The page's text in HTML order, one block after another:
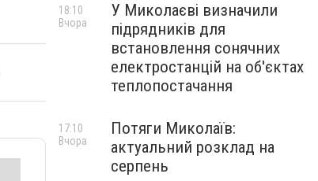
У Миколаєві визначили
підрядників для
встановлення сонячних
електростанцій на об'єктах
теплопостачання
18:10
Вчора
Потяги Миколаїв:
актуальний розклад на
серпень
17:10
Вчора